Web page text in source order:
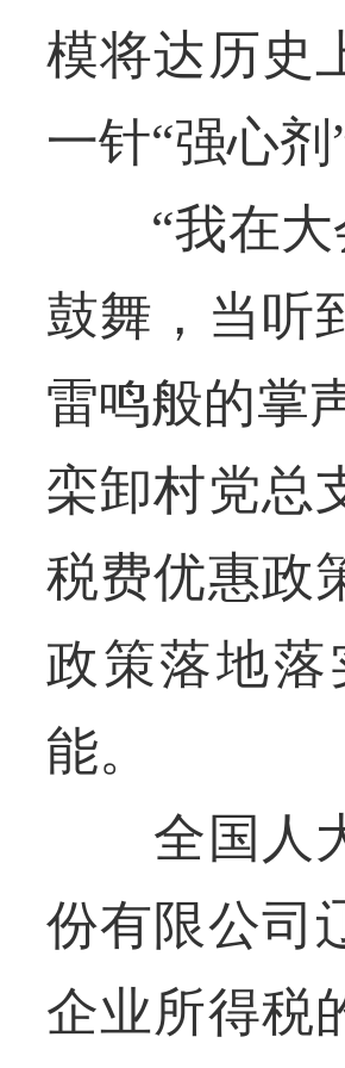
模将达历史
一针“强心剂”
“我在大
鼓舞，当听
雷鸣般的掌
栾卸村党总
税费优惠政
政策落地
能。
全国人大
份有限公司
企业所得税